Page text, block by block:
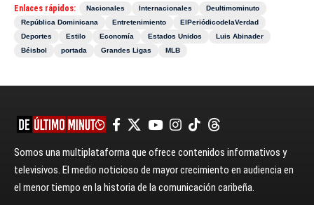
Enlaces rápidos: Nacionales Internacionales
Deultimominuto
República Dominicana
Entretenimiento
ElPeriódicodelaVerdad
Deportes
Estilo Economía Estados Unidos
Luis Abinader
Béisbol
portada Grandes Ligas MLB
Somos una multiplataforma que ofrece contenidos informativos y
televisivos. El medio noticioso de mayor crecimiento en audiencia en
el menor tiempo en la historia de la comunicación caribeña.